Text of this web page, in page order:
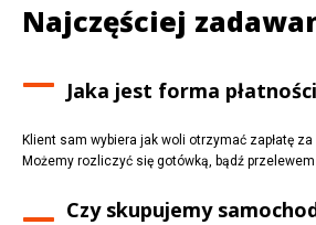
Najczęściej
Jaka jest forma
Klient sam wybiera jak woli otrzymać zapłatę
Możemy rozliczyć się gotówką, bądź
Czy skupujemy